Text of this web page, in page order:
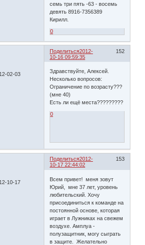
семь три пять -63 - восемь
девять 8916-7356389
Кирилл.
0
Поделиться 152
2012-
10-16 09:59:35
02-03
Здравствуйте, Алексей.
Несколько вопросов:
Ограничение по возрасту???
(мне 40)
Есть ли ещё места?????????
0
Поделиться 153
2012-
10-17 22:44:02
10-17
Всем привет! меня зовут
Юрий, мне 37 лет, уровень
любительский. Хочу
присоединиться к команде на
постоянной основе, которая
играет в Лужниках на свежем
воздухе. Амплуа -
полузащитник, могу сыграть
в защите. Желательно